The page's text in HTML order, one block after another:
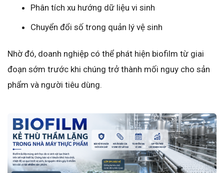
Phân tích xu hướng dữ liệu vi sinh
Chuyển đổi số trong quản lý vệ sinh
Nhờ đó, doanh nghiệp có thể phát hiện biofilm từ giai
đoạn sớm trước khi chúng trở thành mối nguy cho sản
phẩm và người tiêu dùng.